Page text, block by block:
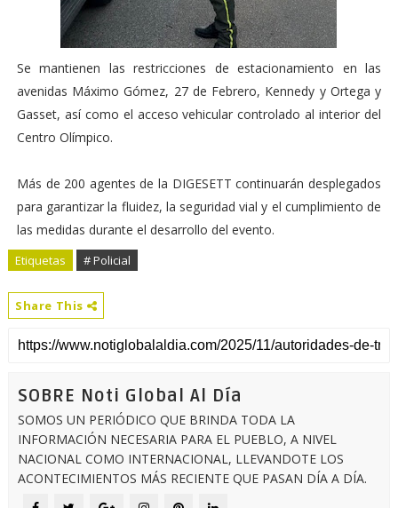
Se mantienen las restricciones de estacionamiento en las
avenidas Máximo Gómez, 27 de Febrero, Kennedy y Ortega y
Gasset, así como el acceso vehicular controlado al interior del
Centro Olímpico.
Más de 200 agentes de la DIGESETT continuarán desplegados
para garantizar la fluidez, la seguridad vial y el cumplimiento de
las medidas durante el desarrollo del evento.
Etiquetas # Policial
Share This
SOBRE Noti Global Al Día
SOMOS UN PERIÓDICO QUE BRINDA TODA LA
INFORMACIÓN NECESARIA PARA EL PUEBLO, A NIVEL
NACIONAL COMO INTERNACIONAL, LLEVANDOTE LOS
ACONTECIMIENTOS MÁS RECIENTE QUE PASAN DÍA A DÍA.